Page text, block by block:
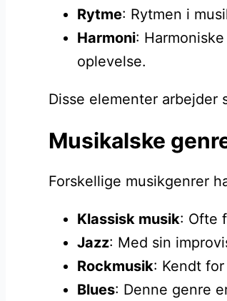
Rytme: Rytmen i
Harmoni:
oplevelse.
Disse elementer
Musikalske
Forskellige musikgenrer
Klassisk musik: Ofte
Jazz: Med sin
Rockmusik: Kendt
Blues: Denne genre